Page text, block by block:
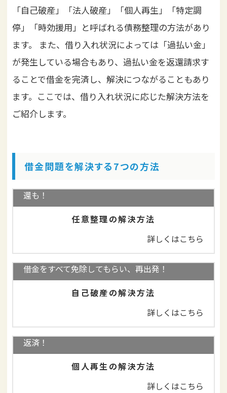
「自己破産」「法人破産」「個人再生」「特定調
停」「時効援用」と呼ばれる債務整理の方法があり
ます。 また、借り入れ状況によっては「過払い金」
が発生している場合もあり、過払い金を返還請求す
ることで借金を完済し、解決につながることもあり
ます。ここでは、借り入れ状況に応じた解決方法を
ご紹介します。
借金問題を解決する7つの方法
還も！
任意整理の解決方法
詳しくはこちら
借金をすべて免除してもらい、再出発！
自己破産の解決方法
詳しくはこちら
住宅を守りながら、借金を大幅減額＋3年で分割
返済！
個人再生の解決方法
詳しくはこちら